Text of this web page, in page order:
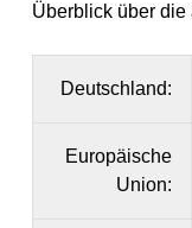
Überblick über die
Deutschland:
Europäische
Union: